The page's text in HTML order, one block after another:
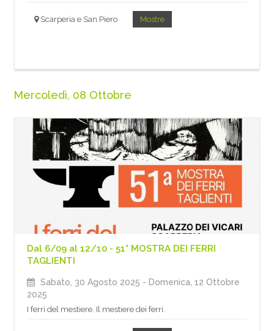
Scarperia e San Piero Mostre
Mercoledì, 08 Ottobre
Dal 6/09 al 12/10 - 51° MOSTRA DEI FERRI
TAGLIENTI
Sabato, 30 Agosto 2025 - Domenica, 12 Ottobre
2025
I ferri del mestiere. Il mestiere dei ferri.